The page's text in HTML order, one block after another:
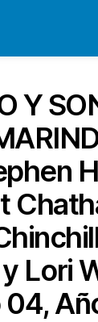
Y
Lori
04,